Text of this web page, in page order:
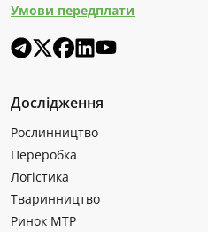
Умови передплати
Дослідження
Рослинництво
Переробка
Логістика
Тваринництво
Ринок МТР